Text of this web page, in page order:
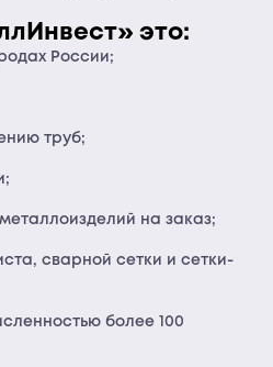
это:
России;
труб;
на заказ;
сварной сетки и сетки-
более 100